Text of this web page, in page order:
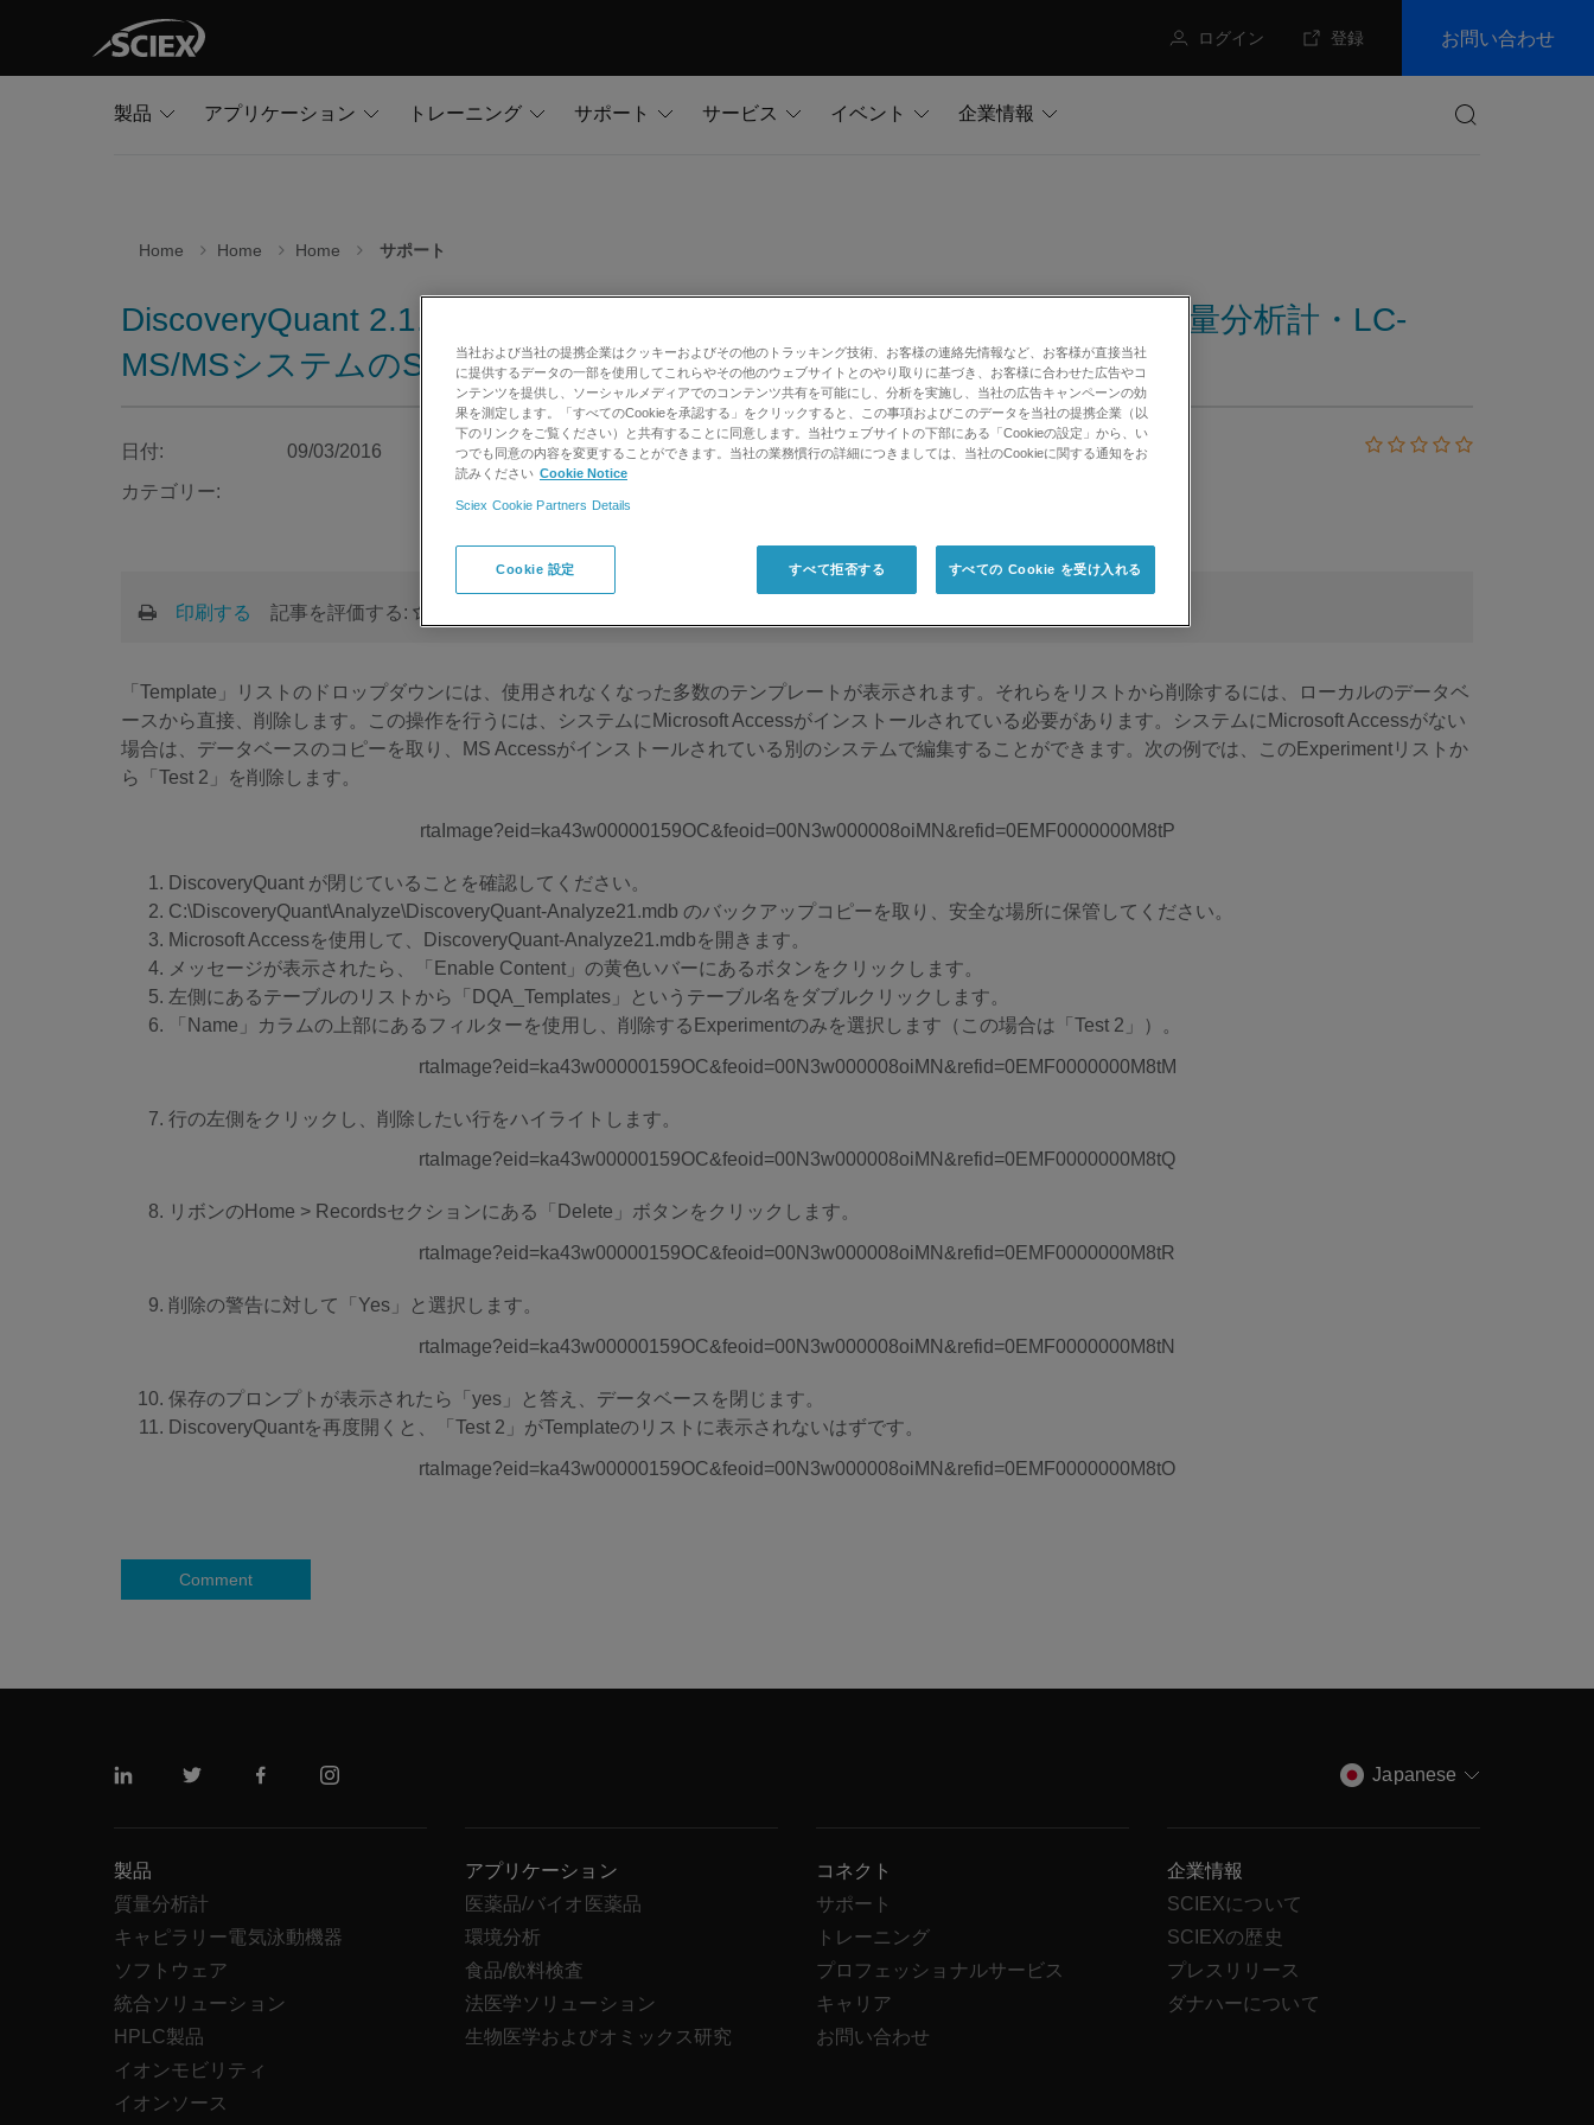
ログイン 登録 お問い合わせ
製品 アプリケーション トレーニング サポート サービス イベント
企業情報
Home Home Home サポート
DiscoveryQuant 2.1.xから使用しないテンプレートを削除する方法｜質量分析計・LC-
MS/MSシステムのSCIEX
日付:
09/03/2016
カテゴリー:
印刷する 記事を評価する:
「Template」リストのドロップダウンには、使用されなくなった多数のテンプレートが表示されます。それらをリストから削除するには、ローカルのデータベ
ースから直接、削除します。この操作を行うには、システムにMicrosoft Accessがインストールされている必要があります。システムにMicrosoft Accessがない
場合は、データベースのコピーを取り、MS Accessがインストールされている別のシステムで編集することができます。次の例では、このExperimentリストか
ら「Test 2」を削除します。
DiscoveryQuant が閉じていることを確認してください。
C:\DiscoveryQuant\Analyze\DiscoveryQuant-Analyze21.mdb のバックアップコピーを取り、安全な場所に保管してください。
Microsoft Accessを使用して、DiscoveryQuant-Analyze21.mdbを開きます。
メッセージが表示されたら、「Enable Content」の黄色いバーにあるボタンをクリックします。
左側にあるテーブルのリストから「DQA_Templates」というテーブル名をダブルクリックします。
「Name」カラムの上部にあるフィルターを使用し、削除するExperimentのみを選択します（この場合は「Test 2」）。
行の左側をクリックし、削除したい行をハイライトします。
リボンのHome > Recordsセクションにある「Delete」ボタンをクリックします。
削除の警告に対して「Yes」と選択します。
保存のプロンプトが表示されたら「yes」と答え、データベースを閉じます。
DiscoveryQuantを再度開くと、「Test 2」がTemplateのリストに表示されないはずです。
Comment
リンクトインツイッターフェイスブックインスタグラム Japanese
製品
質量分析計
キャピラリー電気泳動機器
ソフトウェア
統合ソリューション
HPLC製品
イオンモビリティ
イオンソース
アプリケーション
医薬品/バイオ医薬品
環境分析
食品/飲料検査
法医学ソリューション
生物医学およびオミックス研究
コネクト
サポート
トレーニング
プロフェッショナルサービス
キャリア
お問い合わせ
企業情報
SCIEXについて
SCIEXの歴史
プレスリリース
ダナハーについて
当社および当社の提携企業はクッキーおよびその他のトラッキング技術、お客様の連絡先情報など、お客様が直接当社
に提供するデータの一部を使用してこれらやその他のウェブサイトとのやり取りに基づき、お客様に合わせた広告やコ
ンテンツを提供し、ソーシャルメディアでのコンテンツ共有を可能にし、分析を実施し、当社の広告キャンペーンの効
果を測定します。「すべてのCookieを承認する」をクリックすると、この事項およびこのデータを当社の提携企業（以
下のリンクをご覧ください）と共有することに同意します。当社ウェブサイトの下部にある「Cookieの設定」から、い
つでも同意の内容を変更することができます。当社の業務慣行の詳細につきましては、当社のCookieに関する通知をお
読みください Cookie Notice
Sciex Cookie Partners Details
Cookie 設定 すべて拒否する すべての Cookie を受け入れる